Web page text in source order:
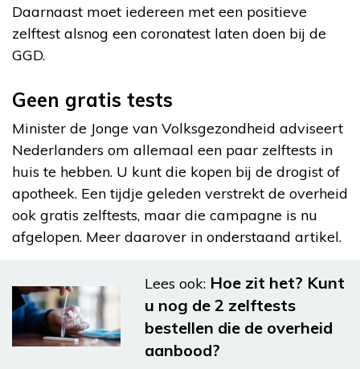
Daarnaast moet iedereen met een positieve
zelftest alsnog een coronatest laten doen bij de
GGD.
Geen gratis tests
Minister de Jonge van Volksgezondheid adviseert
Nederlanders om allemaal een paar zelftests in
huis te hebben. U kunt die kopen bij de drogist of
apotheek. Een tijdje geleden verstrekt de overheid
ook gratis zelftests, maar die campagne is nu
afgelopen. Meer daarover in onderstaand artikel.
Lees ook: Hoe zit het? Kunt
u nog de 2 zelftests
bestellen die de overheid
aanbood?